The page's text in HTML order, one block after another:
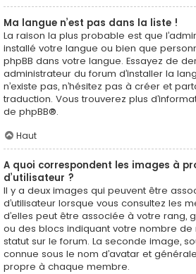
Ma langue n’est pas dans la liste !
La raison la plus probable est que
installé votre langue ou bien que
phpBB dans votre langue. Essayez de
administrateur du forum d’installer la
n’existe pas, n’hésitez pas à créer et
traduction. Vous trouverez plus
de phpBB®.
Haut
A quoi correspondent les images à
d’utilisateur ?
Il y a deux images qui peuvent être
d’utilisateur lorsque vous consultez les
d’elles peut être associée à votre rang,
ou des blocs indiquant votre nombre
statut sur le forum. La seconde image,
connue sous le nom d’avatar et
propre à chaque membre.